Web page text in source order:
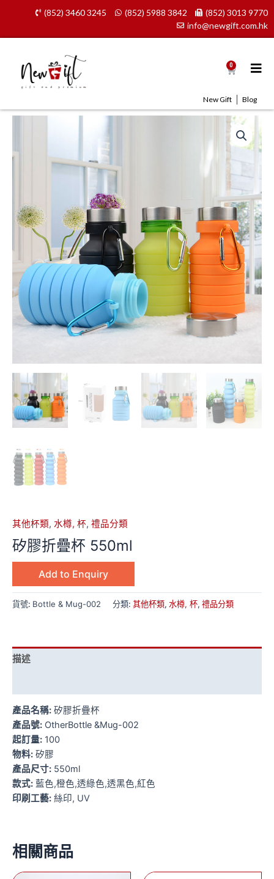
content
(852) 3460 3245 (852) 5988 3842
(852) 3013 9770
info@newgift.com.hk
0 Cart
New Gift Blog
其他杯類, 水樽, 杯, 禮品分類
矽膠折疊杯 550ml
Add to Enquiry
貨號: Bottle & Mug-002 分類: 其他杯類, 水樽, 杯, 禮品分類
描述
產品名稱: 矽膠折疊杯
產品號: OtherBottle &Mug-002
起訂量: 100
物料: 矽膠
產品尺寸: 550ml
款式: 藍色,橙色,透綠色,透黑色,紅色
印刷工藝: 絲印, UV
相關商品